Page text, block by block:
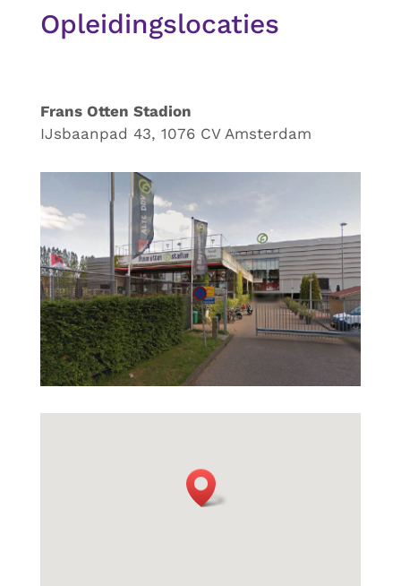
Opleidingslocaties
Frans Otten Stadion
IJsbaanpad 43, 1076 CV Amsterdam